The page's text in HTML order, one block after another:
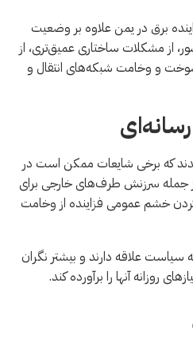
برق در یمن علاوه بر وضعیت
از مشکلات ساختاری عمیق‌تری، از
و وخامت شبکه‌های انتقال و
که برخی شایعات ممکن است در
جمله سرزنش طرف‌های خارجی برای
خشم عمومی فزاینده از وخامت
به سیاست علاقه دارند و بیشتر نگران
روزانه آنها را برآورده کند.